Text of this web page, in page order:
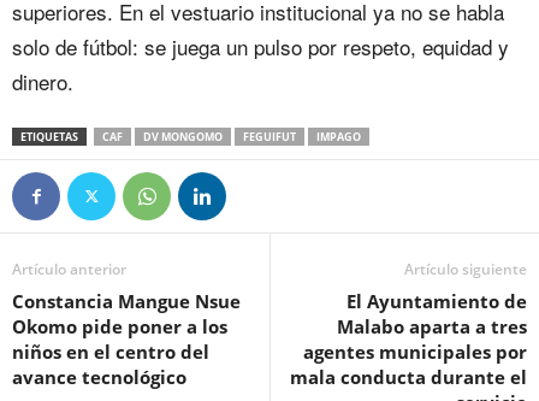
superiores. En el vestuario institucional ya no se habla
solo de fútbol: se juega un pulso por respeto, equidad y
dinero.
ETIQUETAS CAF DV MONGOMO FEGUIFUT IMPAGO
Artículo anterior
Constancia Mangue Nsue
Okomo pide poner a los
niños en el centro del
avance tecnológico
Artículo siguiente
‎El Ayuntamiento de
Malabo aparta a tres
agentes municipales por
mala conducta durante el